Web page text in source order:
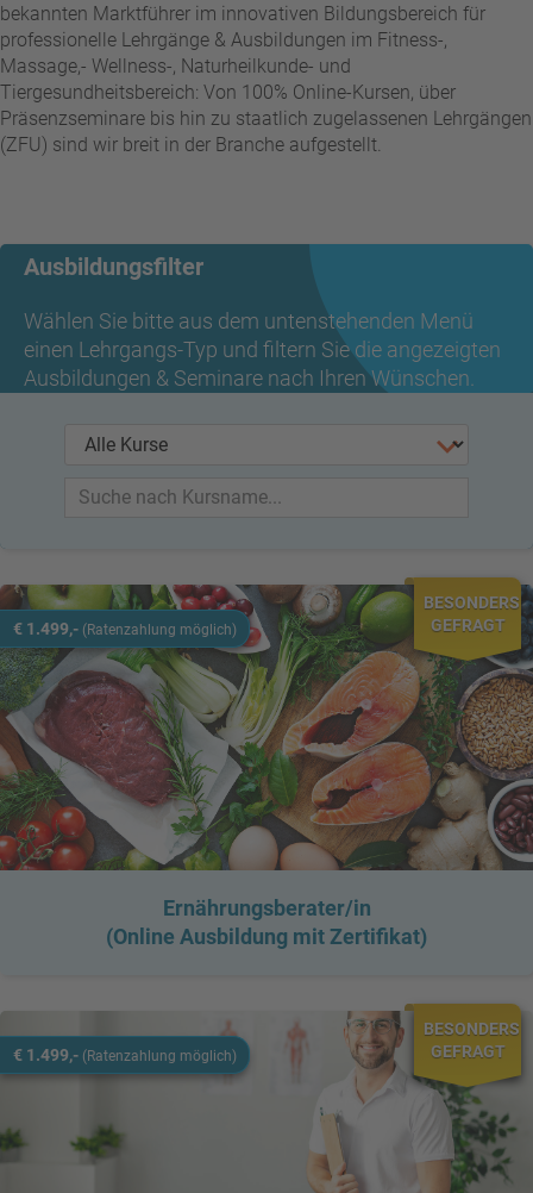
bekannten Marktführer im innovativen Bildungsbereich für
professionelle Lehrgänge & Ausbildungen im Fitness-,
Massage,- Wellness-, Naturheilkunde- und
Tiergesundheitsbereich: Von 100% Online-Kursen, über
Präsenzseminare bis hin zu staatlich zugelassenen Lehrgängen
(ZFU) sind wir breit in der Branche aufgestellt.
Ausbildungsfilter
Wählen Sie bitte aus dem untenstehenden Menü
einen Lehrgangs-Typ und filtern Sie die angezeigten
Ausbildungen & Seminare nach Ihren Wünschen.
BESONDERS
GEFRAGT
€ 1.499,- (Ratenzahlung möglich)
Ernährungsberater/in
(Online Ausbildung mit Zertifikat)
BESONDERS
GEFRAGT
€ 1.499,- (Ratenzahlung möglich)